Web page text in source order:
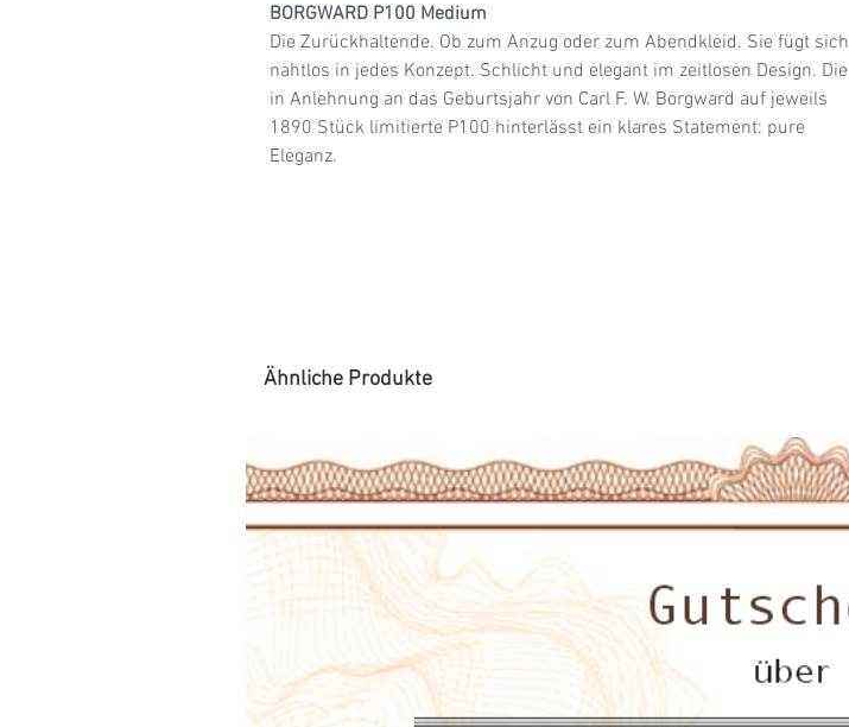
BORGWARD P100 Medium
Die Zurückhaltende. Ob zum Anzug oder zum Abendkleid. Sie fügt sich
nahtlos in jedes Konzept. Schlicht und elegant im zeitlosen Design. Die
in Anlehnung an das Geburtsjahr von Carl F. W. Borgward auf jeweils
1890 Stück limitierte P100 hinterlässt ein klares Statement: pure
Eleganz.
Ähnliche Produkte